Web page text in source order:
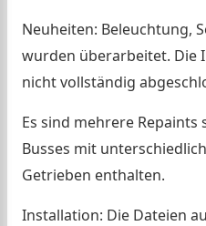
Neuheiten: Beleuchtung,
wurden überarbeitet. Die
nicht vollständig
Es sind mehrere
Busses mit
Getrieben enthalten.
Installation: Die Dateien